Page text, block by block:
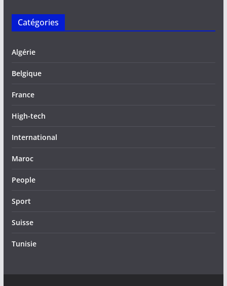
Catégories
Algérie
Belgique
France
High-tech
International
Maroc
People
Sport
Suisse
Tunisie